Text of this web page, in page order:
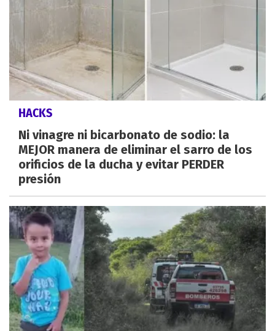
HACKS
Ni vinagre ni bicarbonato de sodio: la
MEJOR manera de eliminar el sarro de los
orificios de la ducha y evitar PERDER
presión